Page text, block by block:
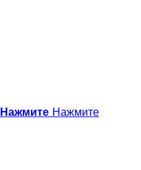
Нажмите Нажмите